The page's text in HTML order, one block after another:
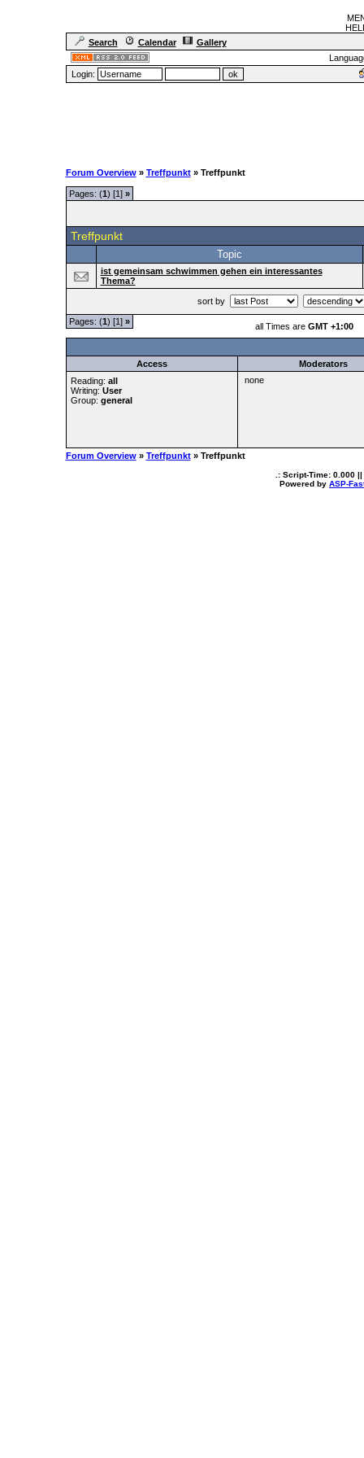
Search
Calendar
Gallery
Login:
Forum Overview » Treffpunkt » Treffpunkt
Pages: (1) [1] »
Treffpunkt
Topic
ist gemeinsam schwimmen gehen ein interessantes
Thema?
sort by
Pages: (1) [1] » all Times are GMT +1:00
Access
Moderators
Reading: all
Writing: User
Group: general
none
Forum Overview » Treffpunkt » Treffpunkt
.: Script-Time: 0.000 ||
Powered by ASP-